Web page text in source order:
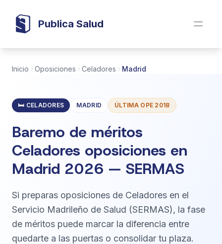
Publica Salud
Inicio Oposiciones Celadores Madrid
🛏️ CELADORES MADRID ÚLTIMA OPE 2018
Baremo de méritos
Celadores oposiciones en
Madrid 2026 — SERMAS
Si preparas oposiciones de Celadores en el
Servicio Madrileño de Salud (SERMAS), la fase
de méritos puede marcar la diferencia entre
quedarte a las puertas o consolidar tu plaza.